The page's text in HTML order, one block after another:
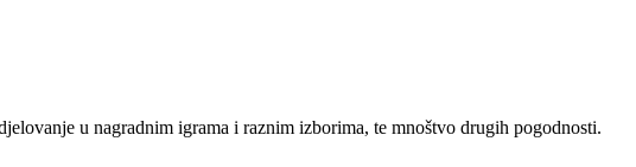
u nagradnim igrama i raznim izborima, te mnoštvo drugih pogodnosti.